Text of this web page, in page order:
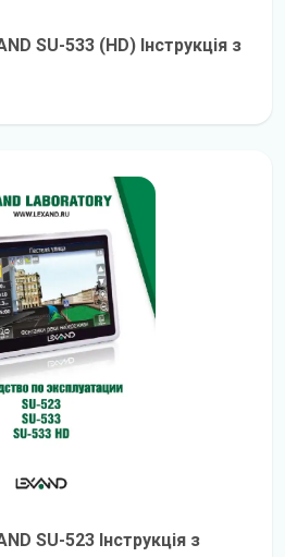
SU-533 (HD) Інструкція з
SU-523 Інструкція з